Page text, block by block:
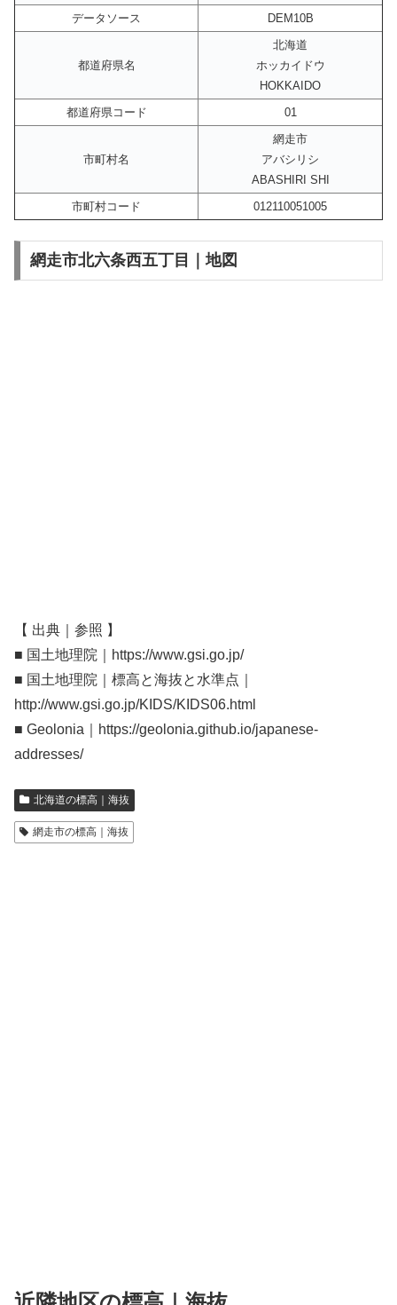
データソース
DEM10B
都道府県名
北海道
ホッカイドウ
HOKKAIDO
都道府県コード
01
市町村名
網走市
アバシリシ
ABASHIRI SHI
市町村コード
012110051005
網走市北六条西五丁目｜地図
【 出典｜参照 】
■ 国土地理院｜https://www.gsi.go.jp/
■ 国土地理院｜標高と海抜と水準点｜
http://www.gsi.go.jp/KIDS/KIDS06.html
■ Geolonia｜https://geolonia.github.io/japanese-
addresses/
北海道の標高｜海抜
網走市の標高｜海抜